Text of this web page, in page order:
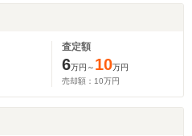
査定額
6万円～ 10万円
売却額： 10万円